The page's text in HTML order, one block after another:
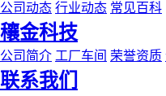
公司动态 行业动态 常见百科
穰金科技
公司简介 工厂车间 荣誉资质
联系我们